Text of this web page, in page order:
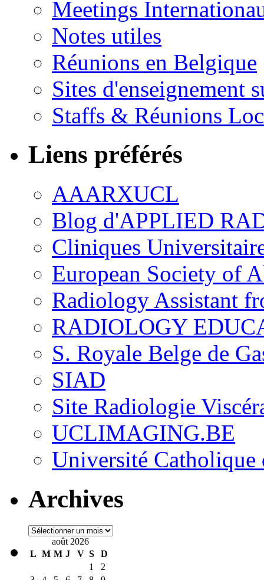
Meetings
Notes utiles
Réunions en Belgique
Sites d'enseignement
Staffs & Réunions
Liens préférés
AAARXUCL
Blog d'APPLIED
Cliniques
European Society of
Radiology Assistant
RADIOLOGY
S. Royale Belge de
SIAD
Site Radiologie
UCLIMAGING.BE
Université Catholique
Archives
Archives
août 2026
L M M J V S
D
1
2